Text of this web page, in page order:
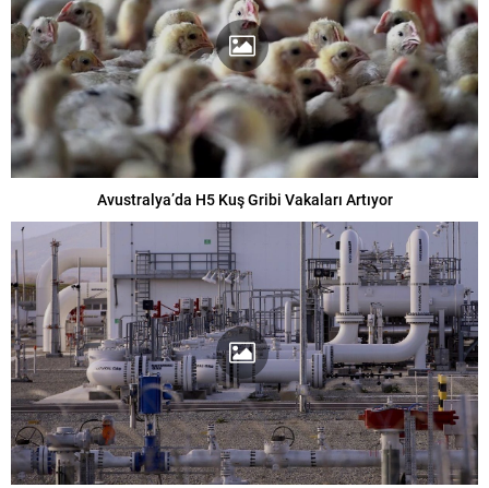
Avustralya’da H5 Kuş Gribi Vakaları Artıyor